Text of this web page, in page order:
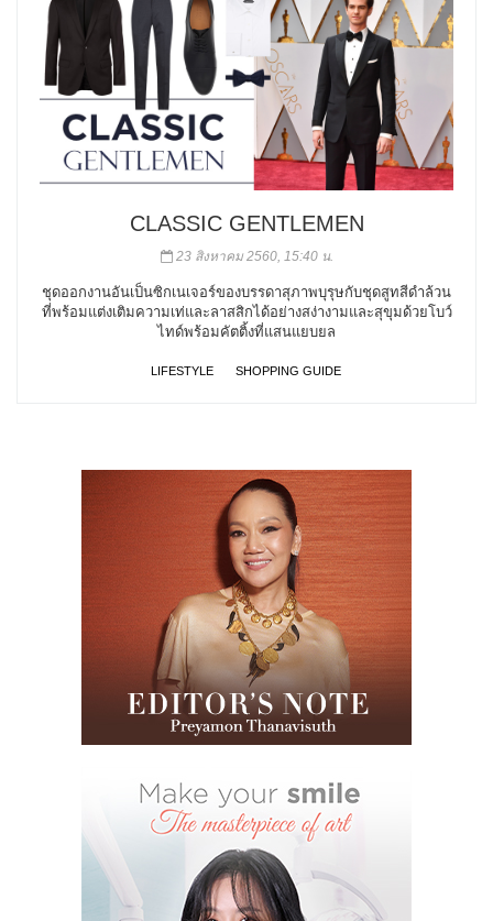
CLASSIC GENTLEMEN
23 สิงหาคม 2560, 15:40 น.
ชุดออกงานอันเป็นซิกเนเจอร์ของบรรดาสุภาพบุรุษกับชุดสูทสีดำล้วน
ที่พร้อมแต่งเติมความเท่และลาสสิกได้อย่างสง่างามและสุขุมด้วยโบว์
ไทด์พร้อมคัตติ้งที่แสนแยบยล
LIFESTYLE SHOPPING GUIDE